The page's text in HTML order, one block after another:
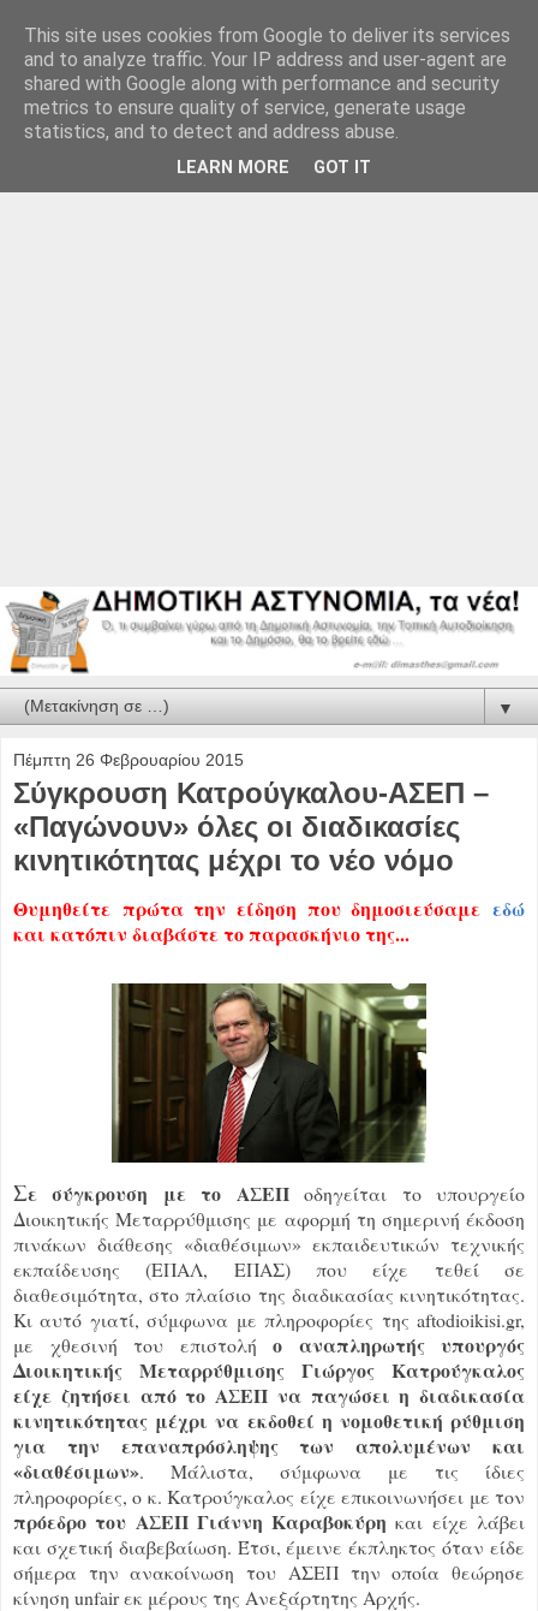
▼
Πέμπτη 26 Φεβρουαρίου 2015
Σύγκρουση Κατρούγκαλου-ΑΣΕΠ –
«Παγώνουν» όλες οι διαδικασίες
κινητικότητας μέχρι το νέο νόμο
Θυμηθείτε πρώτα την είδηση που δημοσιεύσαμε εδώ
και κατόπιν διαβάστε το παρασκήνιο της...
Σε σύγκρουση με το ΑΣΕΠοδηγείται το υπουργείο
Διοικητικής Μεταρρύθμισης με αφορμή τη σημερινή έκδοση
πινάκων διάθεσης «διαθέσιμων» εκπαιδευτικών τεχνικής
εκπαίδευσης (ΕΠΑΛ, ΕΠΑΣ) που είχε τεθεί σε
διαθεσιμότητα, στο πλαίσιο της διαδικασίας κινητικότητας.
Κι αυτό γιατί, σύμφωνα με πληροφορίες της aftodioikisi.gr,
με χθεσινή του επιστολή ο αναπληρωτής υπουργός
Διοικητικής Μεταρρύθμισης Γιώργος Κατρούγκαλος
είχε ζητήσει από το ΑΣΕΠ να παγώσει η διαδικασία
κινητικότητας μέχρι να εκδοθεί η νομοθετική ρύθμιση
για την επαναπρόσληψης των απολυμένων και
«διαθέσιμων». Μάλιστα, σύμφωνα με τις ίδιες
πληροφορίες, ο κ. Κατρούγκαλος είχε επικοινωνήσει με τον
πρόεδρο του ΑΣΕΠ Γιάννη Καραβοκύρη και είχε λάβει
και σχετική διαβεβαίωση. Έτσι, έμεινε έκπληκτος όταν είδε
σήμερα την ανακοίνωση του ΑΣΕΠ την οποία θεώρησε
κίνηση unfair εκ μέρους της Ανεξάρτητης Αρχής.
This site uses cookies from Google to deliver its services
and to analyze traffic. Your IP address and user-agent are
shared with Google along with performance and security
metrics to ensure quality of service, generate usage
statistics, and to detect and address abuse.
LEARN MORE GOT IT